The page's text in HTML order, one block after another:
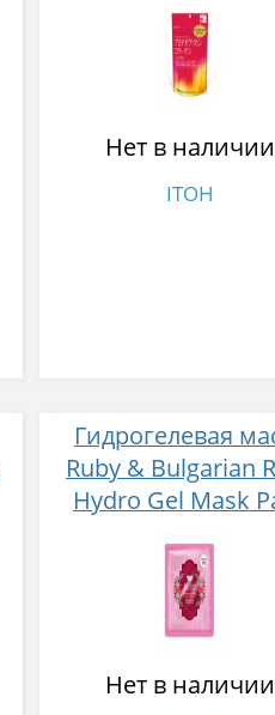
Нет в наличии
ITOH
Гидрогелевая
Ruby & Bulgarian
Hydro Gel Mask
болгарской розы
рубиновым
Нет в наличии